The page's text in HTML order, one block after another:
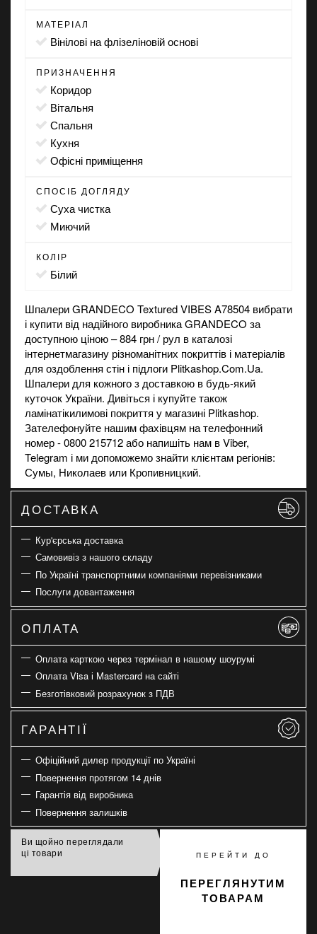
МАТЕРІАЛ
вінілові на флізеліновій основі
ПРИЗНАЧЕННЯ
коридор
вітальня
спальня
кухня
офісні приміщення
СПОСІБ ДОГЛЯДУ
суха чистка
миючий
КОЛІР
білий
Шпалери GRANDECO Textured VIBES A78504 вибрати
і купити від надійного виробника GRANDECO за
доступною ціною – 884 грн / рул в каталозі
інтернетмагазину різноманітних покриттів і матеріалів
для оздоблення стін і підлоги Plitkashop.Com.Ua.
Шпалери для кожного з доставкою в будь-який
куточок України. Дивіться і купуйте також
ламінатікилимові покриття у магазині Plitkashop.
Зателефонуйте нашим фахівцям на телефонний
номер - 0800 215712 або напишіть нам в Viber,
Telegram і ми допоможемо знайти клієнтам регіонів:
Сумы, Николаев или Кропивницкий.
ДОСТАВКА
Кур'єрська доставка
Самовивіз з нашого складу
По Україні транспортними компаніями перевізниками
Послуги довантаження
ОПЛАТА
Оплата карткою через термінал в нашому шоурумі
Оплата Visa і Mastercard на сайті
Безготівковий розрахунок з ПДВ
ГАРАНТІЇ
Офіційний дилер продукції по Україні
Повернення протягом 14 днів
Гарантія від виробника
Повернення залишків
Ви щойно переглядали
ці товари
ПЕРЕЙТИ ДО
ПЕРЕГЛЯНУТИМ
ТОВАРАМ